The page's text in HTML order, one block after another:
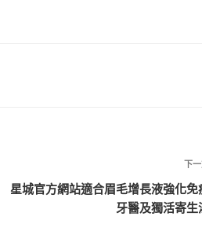
下
星城官方網站適合眉毛增長液強化免
牙醫及獨活寄生